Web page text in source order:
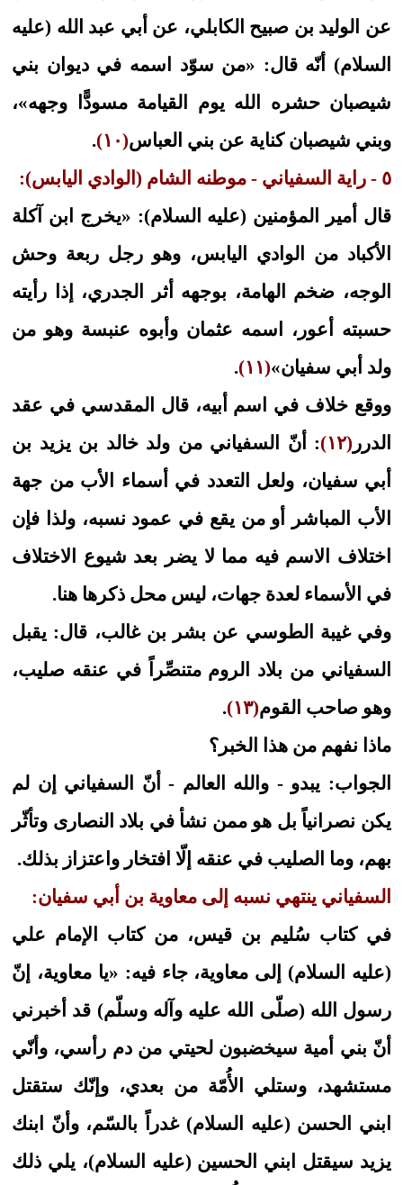
عن الوليد بن صبيح الكابلي، عن أبي عبد الله (عليه
السلام) أنّه قال: «من سوّد اسمه في ديوان بني
شيصبان حشره الله يوم القيامة مسودًّا وجهه»،
وبني شيصبان كناية عن بني العباس(١٠)
.
٥ - راية السفياني - موطنه الشام (الوادي اليابس):
قال أمير المؤمنين (عليه السلام): «يخرج ابن آكلة
الأكباد من الوادي اليابس، وهو رجل ربعة وحش
الوجه، ضخم الهامة، بوجهه أثر الجدري، إذا رأيته
حسبته أعور، اسمه عثمان وأبوه عنبسة وهو من
ولد أبي سفيان»(١١)
.
ووقع خلاف في اسم أبيه، قال المقدسي في عقد
الدرر (١٢)
: أنّ السفياني من ولد خالد بن يزيد بن
أبي سفيان، ولعل التعدد في أسماء الأب من جهة
الأب المباشر أو من يقع في عمود نسبه، ولذا فإن
اختلاف الاسم فيه مما لا يضر بعد شيوع الاختلاف
في الأسماء لعدة جهات، ليس محل ذكرها هنا.
وفي غيبة الطوسي عن بشر بن غالب، قال: يقبل
السفياني من بلاد الروم متنصِّراً في عنقه صليب،
وهو صاحب القوم(١٣)
.
ماذا نفهم من هذا الخبر؟
الجواب: يبدو - والله العالم - أنّ السفياني إن لم
يكن نصرانياً بل هو ممن نشأ في بلاد النصارى وتأثّر
بهم، وما الصليب في عنقه إلّا افتخار واعتزاز بذلك.
السفياني ينتهي نسبه إلى معاوية بن أبي سفيان:
في كتاب سُليم بن قيس، من كتاب الإمام علي
(عليه السلام) إلى معاوية، جاء فيه: «يا معاوية، إنّ
رسول الله (صلّى الله عليه وآله وسلّم) قد أخبرني
أنّ بني أمية سيخضبون لحيتي من دم رأسي، وأنّي
مستشهد، وستلي الأُمّة من بعدي، وإنّك ستقتل
ابني الحسن (عليه السلام) غدراً بالسّم، وأنّ ابنك
يزيد سيقتل ابني الحسين (عليه السلام)، يلي ذلك